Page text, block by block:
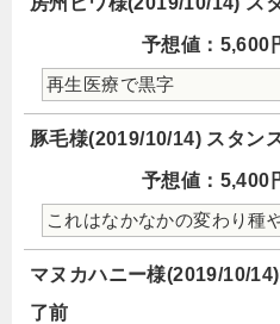
予想値：5,600
再生医療で黒字
豚毛様(2019/10/14) スタン
予想値：5,400
これはなかなかの変わり種
マヌカハニー様(2019/10/
了前